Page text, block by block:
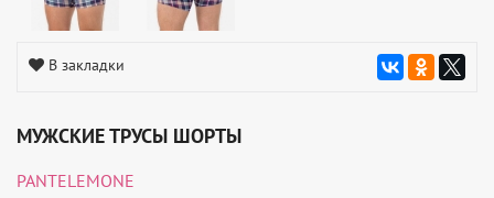
В закладки
МУЖСКИЕ ТРУСЫ ШОРТЫ
PANTELEMONE